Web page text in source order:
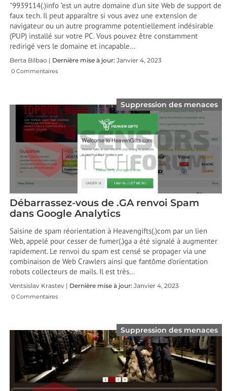
"9939114(.)info "est un autre domaine d'un site Web de support de
faux tech. Il peut apparaître si vous avez une extension de
navigateur ou un autre programme potentiellement indésirable
(PUP) installé sur votre PC. Vous pouvez être constamment
redirigé vers le domaine et incapable…
Berta Bilbao | Dernière mise à jour: Janvier 4, 2023
0 Commentaires
Suppression des menaces
Débarrassez-vous de .GA renvoi Spam
dans Google Analytics
Saisine de spam réorientation à Heavengifts(.)com par un lien
Web, appelé pour cesser de fumer(.)ga a été signalé à augmenter
rapidement. Le renvoi du spam est censé se propager via une
combinaison de Web Crawlers ainsi que fantôme d'orientation
robots collecteurs de mails. Il est très…
Ventsislav Krastev | Dernière mise à jour: Janvier 4, 2023
0 Commentaires
Suppression des menaces